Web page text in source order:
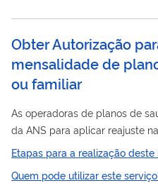
Obter Autorização
mensalidade de
ou familiar
As operadoras de planos de
da ANS para aplicar reajuste
individuais ou familiares de
processo é feito pelo Sistema
Autorização de Reajuste –
Etapas para a realização deste
Quem pode utilizar este